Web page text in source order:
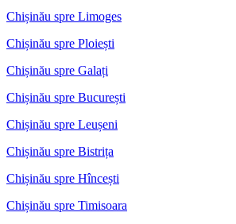
Chișinău spre Limoges
Chișinău spre Ploiești
Chișinău spre Galați
Chișinău spre București
Chișinău spre Leușeni
Chișinău spre Bistrița
Chișinău spre Hîncești
Chișinău spre Timisoara